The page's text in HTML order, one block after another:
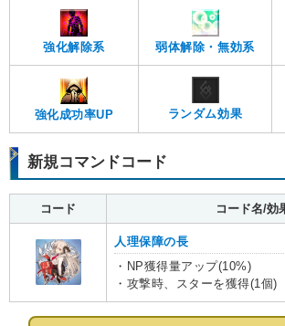
強化解除系 弱体解除・無効系
強化成功率UP ランダム効果
新規コマンドコード
コード コード名/効
人理保障の長
・NP獲得量アップ(10%)
・攻撃時、スターを獲得(1個)